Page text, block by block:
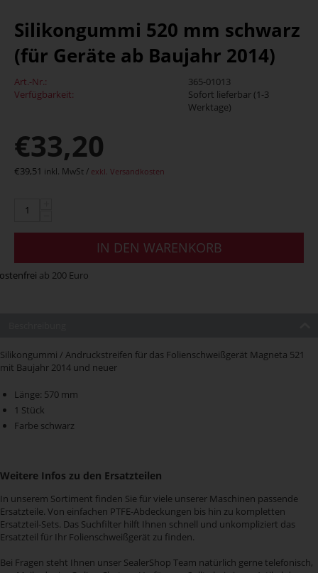
Silikongummi 520 mm schwarz
(für Geräte ab Baujahr 2014)
Art.-Nr.:
365-01013
Verfügbarkeit:
Sofort lieferbar (1-3
Werktage)
€33,20
€39,51 inkl. MwSt / exkl. Versandkosten
IN DEN WARENKORB
ab 200 Euro
Silikongummi / Andruckstreifen für das Folienschweißgerät Magneta 521
mit Baujahr 2014 und neuer
Länge: 570 mm
1 Stück
Farbe schwarz
Weitere Infos zu den Ersatzteilen
In unserem Sortiment finden Sie für viele unserer Maschinen passende
Ersatzteile. Von einfachen PTFE-Abdeckungen bis hin zu kompletten
Ersatzteil-Sets. Das Suchfilter hilft Ihnen schnell und unkompliziert das
Ersatzteil für Ihr Folienschweißgerät zu finden.
Bei Fragen steht Ihnen unser SealerShop Team natürlich gerne telefonisch,